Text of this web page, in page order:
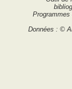
Données : ©